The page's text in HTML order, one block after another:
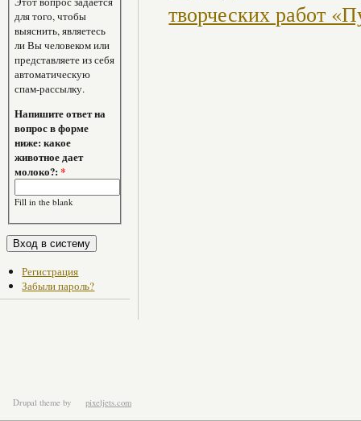
для того, чтобы
выяснить, являетесь
ли Вы человеком или
представляете из себя
автоматическую
спам-рассылку.
Напишите ответ на
вопрос в форме
ниже: какое
животное дает
молоко?:*
Fill in the blank
Регистрация
Забыли пароль?
творческих работ
Drupal theme by pixeljets.com